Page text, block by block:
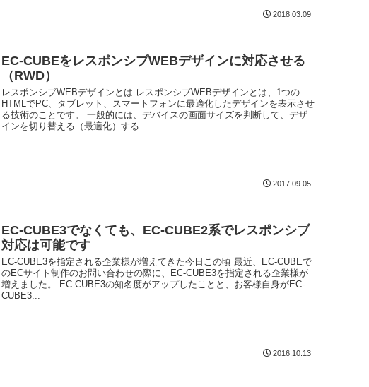
2018.03.09
EC-CUBEをレスポンシブWEBデザインに対応させる
（RWD）
レスポンシブWEBデザインとは レスポンシブWEBデザインとは、1つの
HTMLでPC、タブレット、スマートフォンに最適化したデザインを表示させ
る技術のことです。 一般的には、デバイスの画面サイズを判断して、デザ
インを切り替える（最適化）する...
2017.09.05
EC-CUBE3でなくても、EC-CUBE2系でレスポンシブ
対応は可能です
EC-CUBE3を指定される企業様が増えてきた今日この頃 最近、EC-CUBEで
のECサイト制作のお問い合わせの際に、EC-CUBE3を指定される企業様が
増えました。 EC-CUBE3の知名度がアップしたことと、お客様自身がEC-
CUBE3...
2016.10.13